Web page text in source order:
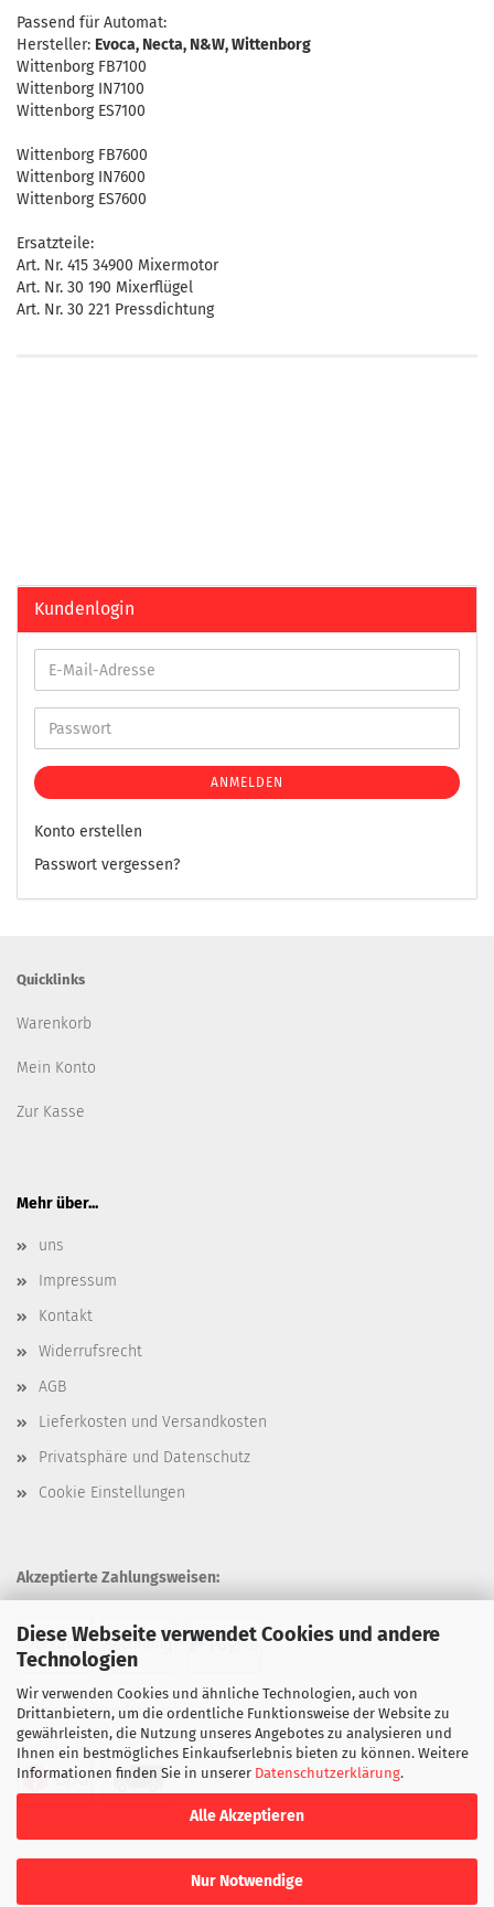
Diese Webseite verwendet Cookies und andere
Technologien
Wir verwenden Cookies und ähnliche Technologien, auch von
Drittanbietern, um die ordentliche Funktionsweise der Website zu
gewährleisten, die Nutzung unseres Angebotes zu analysieren und
Ihnen ein bestmögliches Einkaufserlebnis bieten zu können. Weitere
Informationen finden Sie in unserer Datenschutzerklärung.
Alle Akzeptieren
Nur Notwendige
Passend für Automat:
Hersteller: Evoca, Necta, N&W, Wittenborg
Wittenborg FB7100
Wittenborg IN7100
Wittenborg ES7100
Wittenborg FB7600
Wittenborg IN7600
Wittenborg ES7600
Ersatzteile:
Art. Nr. 415 34900 Mixermotor
Art. Nr. 30 190 Mixerflügel
Art. Nr. 30 221 Pressdichtung
Kundenlogin
ANMELDEN
Konto erstellen
Passwort vergessen?
Quicklinks
Warenkorb
Mein Konto
Zur Kasse
Mehr über...
uns
Impressum
Kontakt
Widerrufsrecht
AGB
Lieferkosten und Versandkosten
Privatsphäre und Datenschutz
Cookie Einstellungen
Akzeptierte Zahlungsweisen:
Unsere Versandarten: